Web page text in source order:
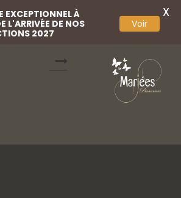
Pochette Rose Dorée
EXCEPTIONNEL À
L'ARRIVÉE DE NOS
2027
Voir
X